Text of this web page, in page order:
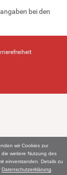
wir Cookies zur
die weitere Nutzung des
einverstanden. Details zu
Datenschutzerklärung
bei den